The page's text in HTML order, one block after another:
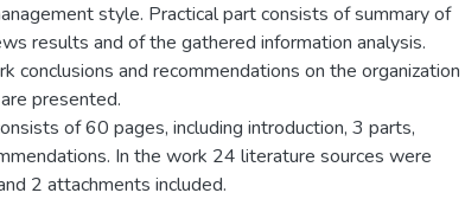
style. Practical part consists of summary of
results and of the gathered information analysis.
conclusions and recommendations on the organization
presented.
of 60 pages, including introduction, 3 parts,
In the work 24 literature sources were
2 attachments included.